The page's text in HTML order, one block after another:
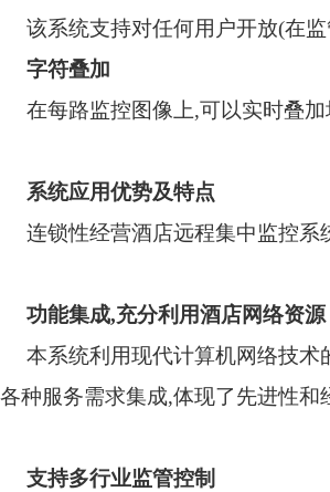
该系统支持对任何用户开放(在
字符叠加
在每路监控图像上,可以实时叠
系统应用优势及特点
连锁性经营酒店远程集中监控系
功能集成,充分利用酒店网络资源
本系统利用现代计算机网络技术
各种服务需求集成,体现了先进性和
支持多行业监管控制